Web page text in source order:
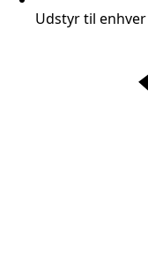
Udstyr til